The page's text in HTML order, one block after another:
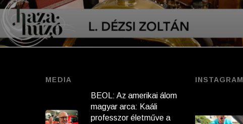
MEDIA
BEOL: Az amerikai álom
magyar arca: Kaáli
professzor életműve a
INSTAGRAM